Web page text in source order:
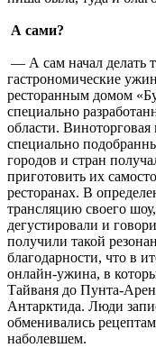
А сами?
— А сам начал делать
гастрономические
ресторанным домом
специально
области. Виноторговая
специально
городов и стран
приготовить их
ресторанах. В
трансляцию своего
дегустировали и
получили такой
благодарности, что в
онлайн-ужина, в
Тайваня до Пунта-
Антарктида. Люди
обменивались
наболевшем.